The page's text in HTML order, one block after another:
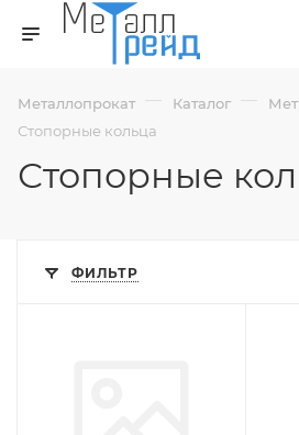
Металлопрокат — Каталог —
Стопорные кольца
Стопорные
ФИЛЬТР